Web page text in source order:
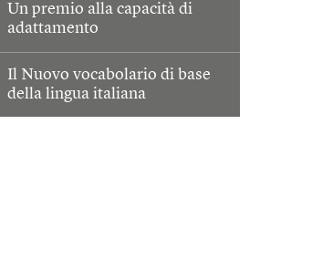
Un premio alla capacità di
adattamento
Il Nuovo vocabolario di base
della lingua italiana